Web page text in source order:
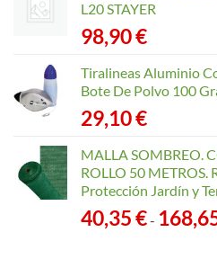
L20 STAYER
98,90€
Tiralineas Aluminio
Bote De Polvo 100
29,10€
MALLA SOMBREO.
ROLLO 50 METROS.
Protección Jardín y
40,35€-